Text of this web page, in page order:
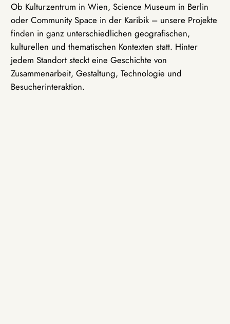
Ob Kulturzentrum in Wien, Science Museum in Berlin
oder Community Space in der Karibik – unsere Projekte
finden in ganz unterschiedlichen geografischen,
kulturellen und thematischen Kontexten statt. Hinter
jedem Standort steckt eine Geschichte von
Zusammenarbeit, Gestaltung, Technologie und
Besucherinteraktion.